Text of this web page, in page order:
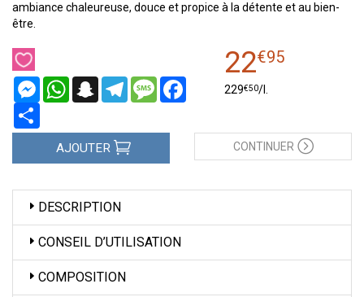
ambiance chaleureuse, douce et propice à la détente et au bien-
être.
MessengerWhatsAppSnapchatTelegramMessageFacebook
22€95
229€50/
AJOUTER CONTINUER
DESCRIPTION
CONSEIL D’UTILISATION
COMPOSITION